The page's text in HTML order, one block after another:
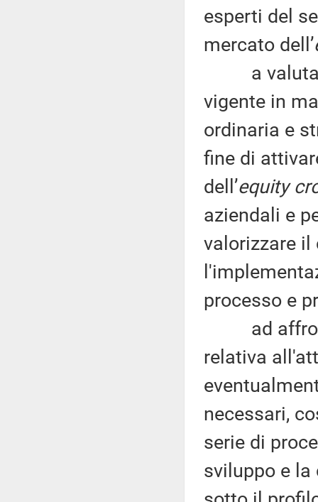
esperti del
mercato dell’
a valutare
vigente in
ordinaria e
fine di
dell’equity
aziendali e
valorizzare il
processo e
ad
relativa
necessari,
serie di
sviluppo e